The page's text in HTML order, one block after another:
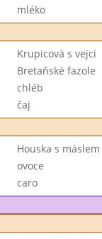
mléko
Krupicová s vejci
Bretaňské fazole
chléb
čaj
Houska s máslem
ovoce
caro